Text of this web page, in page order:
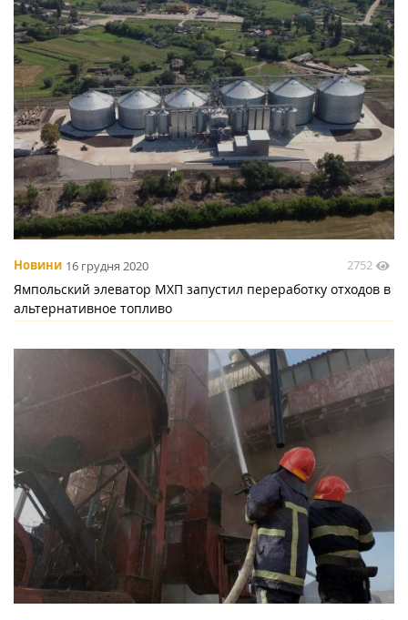
Новини 16 грудня 2020 2752
Ямпольский элеватор МХП запустил переработку отходов в
альтернативное топливо